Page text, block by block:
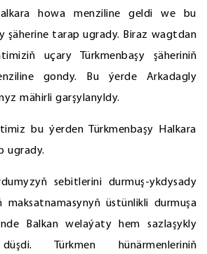
howa menziline geldi we bu
şäherine tarap ugrady. Biraz wagtdan
uçary Türkmenbaşy şäheriniň
gondy. Bu ýerde Arkadagly
mähirli garşylanyldy.
bu ýerden Türkmenbaşy Halkara
ugrady.
sebitlerini durmuş-ykdysady
maksatnamasynyň üstünlikli durmuşa
Balkan welaýaty hem sazlaşykly
Türkmen hünärmenleriniň